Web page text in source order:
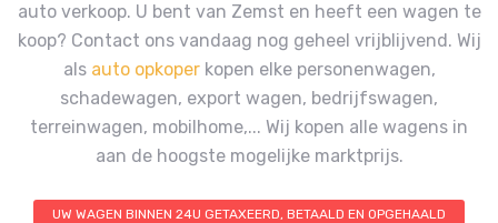
auto verkoop. U bent van Zemst en heeft een wagen te
koop? Contact ons vandaag nog geheel vrijblijvend. Wij
als auto opkoperkopen elke personenwagen,
schadewagen, export wagen, bedrijfswagen,
terreinwagen, mobilhome,... Wij kopen alle wagens in
aan de hoogste mogelijke marktprijs.
UW WAGEN BINNEN 24U GETAXEERD, BETAALD EN OPGEHAALD